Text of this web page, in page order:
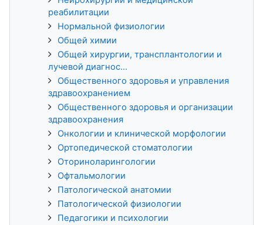
реабилитации
Нормальной физиологии
Общей химии
Общей хирургии, трансплантологии и
лучевой диагнос...
Общественного здоровья и управления
здравоохранением
Общественного здоровья и организации
здравоохранения
Онкологии и клинической морфологии
Ортопедической стоматологии
Оториноларингологии
Офтальмологии
Патологической анатомии
Патологической физиологии
Педагогики и психологии